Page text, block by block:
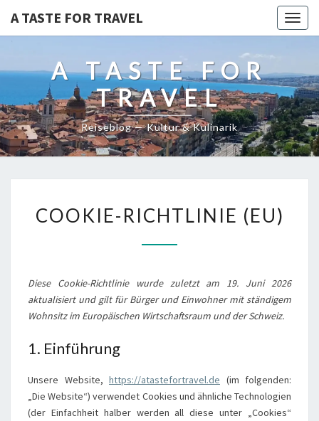
A TASTE FOR TRAVEL
A TASTE FOR
TRAVEL
Reiseblog — Kultur & Kulinarik
RICHTLINIE
COOKIE-RICHTLINIE (EU)
Diese Cookie-Richtlinie wurde zuletzt am 19. Juni 2026
aktualisiert und gilt für Bürger und Einwohner mit ständigem
Wohnsitz im Europäischen Wirtschaftsraum und der Schweiz.
1. Einführung
Unsere Website, https://atastefortravel.de (im folgenden:
„Die Website“) verwendet Cookies und ähnliche Technologien
(der Einfachheit halber werden all diese unter „Cookies“